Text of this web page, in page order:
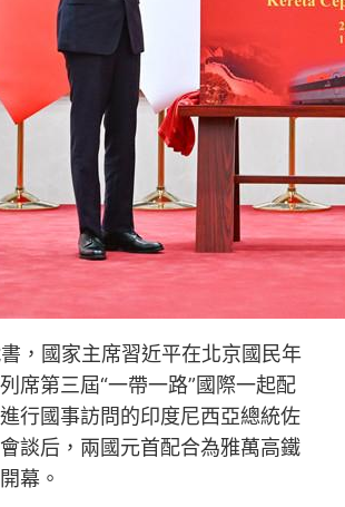
，國家主席習近平在北京國民年
席第三屆“一帶一路”國際一起配
行國事訪問的印度尼西亞總統佐
談后，兩國元首配合為雅萬高鐵
幕。